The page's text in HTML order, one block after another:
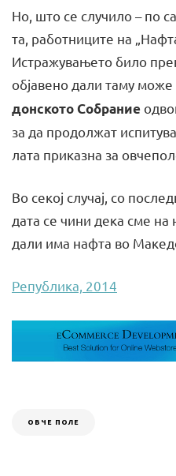
Но, што се слу­чи­ло – по
та, ра­бот­ни­ци­те на
Истра­жу­ва­ње­то би­ло
об­ја­ве­но да­ли та­му
дон­ско­то Со­бра­ние
за да про­дол­жат
ла­та при­каз­на за
Во се­кој слу­чај, со
да­та се чи­ни де­ка сме на
да­ли има на­фта во
Република, 2014
ОВЧЕ ПОЛЕ